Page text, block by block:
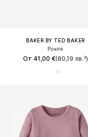
BAKER BY TED BAKER
Рокля
От 41,00 €(80,19 лв.³)